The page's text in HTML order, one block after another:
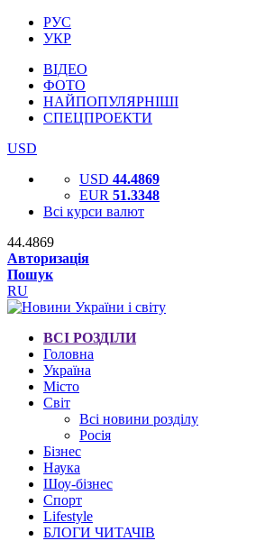
РУС
УКР
ВІДЕО
ФОТО
НАЙПОПУЛЯРНІШІ
СПЕЦПРОЕКТИ
USD
USD 44.4869
EUR 51.3348
Всі курси валют
44.4869
Авторизація
Пошук
RU
ВСІ РОЗДІЛИ
Головна
Україна
Місто
Світ
Всі новини розділу
Росія
Бізнес
Наука
Шоу-бізнес
Спорт
Lifestyle
БЛОГИ ЧИТАЧІВ